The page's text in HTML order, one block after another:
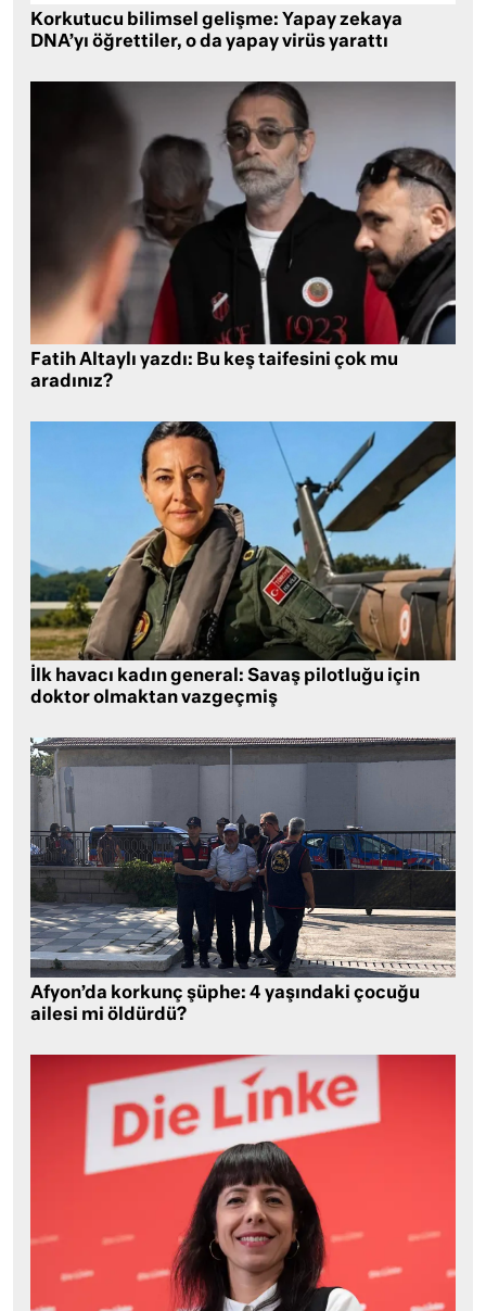
Korkutucu bilimsel gelişme: Yapay zekaya
DNA’yı öğrettiler, o da yapay virüs yarattı
Fatih Altaylı yazdı: Bu keş taifesini çok mu
aradınız?
İlk havacı kadın general: Savaş pilotluğu için
doktor olmaktan vazgeçmiş
Afyon’da korkunç şüphe: 4 yaşındaki çocuğu
ailesi mi öldürdü?